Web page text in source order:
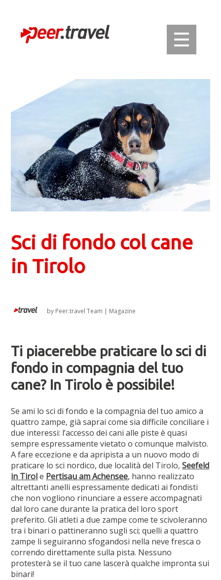
Sci di fondo col cane
in Tirolo
by Peer.travel Team | Magazine
Ti piacerebbe praticare lo sci di
fondo in compagnia del tuo
cane? In Tirolo è possibile!
Se ami lo sci di fondo e la compagnia del tuo amico a
quattro zampe, già saprai come sia difficile conciliare i
due interessi: l’accesso dei cani alle piste è quasi
sempre espressamente vietato o comunque malvisto.
A fare eccezione e da apripista a un nuovo modo di
praticare lo sci nordico, due località del Tirolo,Seefeld
in Tirole Pertisau am Achensee, hanno realizzato
altrettanti anelli espressamente dedicati ai fondisti
che non vogliono rinunciare a essere accompagnati
dal loro cane durante la pratica del loro sport
preferito. Gli atleti a due zampe come te scivoleranno
tra i binari o pattineranno sugli sci; quelli a quattro
zampe li seguiranno sfogandosi nella neve fresca o
correndo direttamente sulla pista. Nessuno
protesterà se il tuo cane lascerà qualche impronta sui
binari!